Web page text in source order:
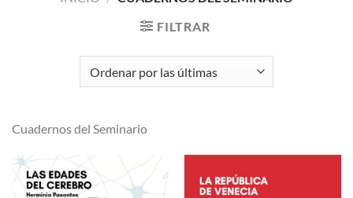
FILTRAR
Cuadernos del Seminario